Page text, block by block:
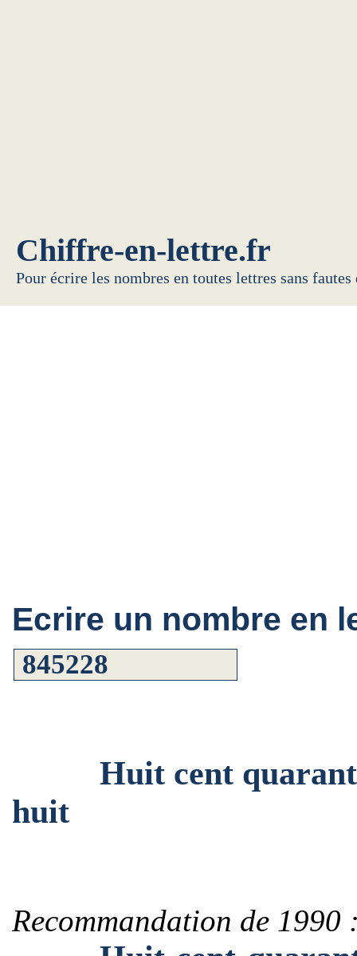
Chiffre-en-lettre.fr
Pour écrire les nombres en toutes lettres sans
Ecrire un nombre en
Huit cent quarante-
huit
Recommandation de 1990